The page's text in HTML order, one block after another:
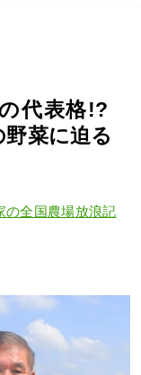
の代表格!?
菜に迫る
の全国農場放浪記